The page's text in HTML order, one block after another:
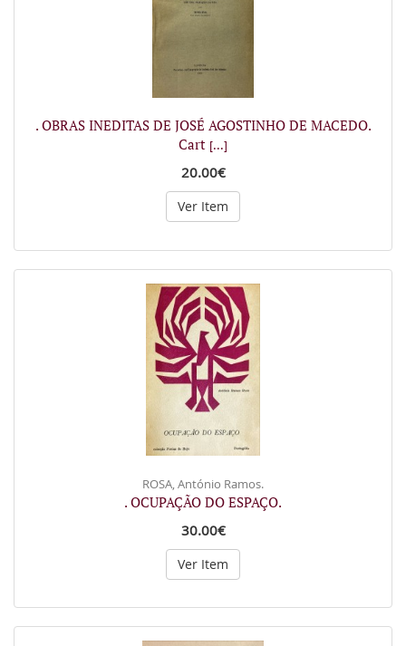
. OBRAS INEDITAS DE JOSÉ AGOSTINHO DE MACEDO.
Cart [...]
20.00€
Ver Item
ROSA, António Ramos.
. OCUPAÇÃO DO ESPAÇO.
30.00€
Ver Item